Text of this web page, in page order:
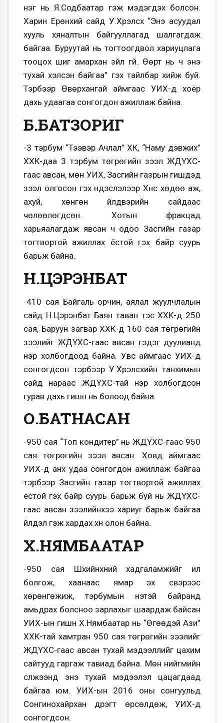
нэг нь Я.Содбаатар гэж мэдэгдэх болсон.
Харин Ерөнхий сайд У.Хүрэлсүх “Энэ асуудал
хууль хяналтын байгууллагад шалгагдаж
байгаа. Буруутай нь тогтоогдвол хариуцлага
тооцох шиг амархан зүйл үгүй. Өөрт нь ч энэ
тухай хэлсэн байгаа” гэх тайлбар хийж буй.
Тэрбээр Өвөрхангай аймгаас УИХ-д хоёр
дахь удаагаа сонгогдон ажиллаж байна.
Б.БАТЗОРИГ
-3 тэрбум “Тээвэр Ачлал” ХК, “Наму дэвжих”
ХХК-даа 3 тэрбум төгрөгийн зээл ЖДҮХС-
гаас авсан, мөн УИХ, Засгийн газрын гишүүдэд
зээл олгосон гэх үндэслэлээр Хүнс хөдөө аж,
ахуй, хөнгөн үйлдвэрийн сайдаас
чөлөөлөгдсөн. Хотын фракцад
харьяалагдаж явсан ч одоо Засгийн газар
тогтвортой ажиллах ёстой гэх байр суурь
барьж байна.
Н.ЦЭРЭНБАТ
-410 сая Байгаль орчин, аялал жуулчлалын
сайд Н.Цэрэнбат Баян таван тэс ХХК-д 250
сая, Баруун загвар ХХК-д 160 сая төгрөгийн
зээлийг ЖДҮХС-гаас авсан гэдэг дуулианд
нэр холбогдоод байна. Увс аймгаас УИХ-д
сонгогдсон тэрбээр У.Хүрэлсүхийн танхимын
сайд нараас ЖДҮХС-тай нэр холбогдсон
гурав дахь гишүүн нь болоод байна.
О.БАТНАСАН
-950 сая “Топ кондитер” нь ЖДҮХС-гаас 950
сая төгрөгийн зээл авсан. Ховд аймгаас
УИХ-д анх удаа сонгогдон ажиллаж байгаа
тэрбээр Засгийн газар тогтвортой ажиллах
ёстой гэх байр суурь барьж буй нь ЖДҮХС-
гаас авсан зээлийнхээ хариуг барьж байгаа
үйлдэл гэж хардах хүн олон байна.
Х.НЯМБААТАР
-950 сая Шүүхийнхний хадгаламжийг ил
болгож, хаанаас ямар эх үүсвэрээс
хөрөнгөжиж, тэрбумын үнэтэй байранд
амьдрах болсноо зарлахыг шаардаж байсан
УИХ-ын гишүүн Х.Нямбаатар нь “Өгөөдэй Ази”
ХХК-тай хамтран 950 сая төгрөгийн зээлийг
ЖДҮХС-гаас авсан тухай мэдээллийг цахим
сайтууд гаргаж тавиад байна. Мөн нийгмийн
сүлжээнд энэ тухай мэдээлэл цацагдаад
байгаа юм. УИХ-ын 2016 оны сонгуульд
Сонгинохайрхан дүүрэгт өрсөлдөж, УИХ-д
сонгогдсон.